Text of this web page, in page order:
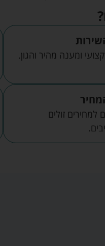
ומענה מהיר והגון.
למחירים זולים